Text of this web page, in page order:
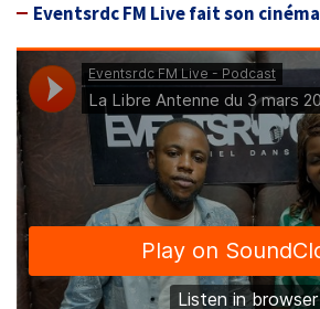
Eventsrdc FM Live fait son cinéma